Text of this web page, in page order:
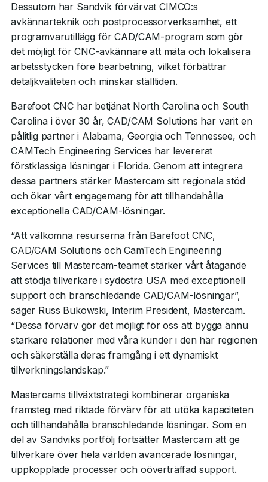
Dessutom har Sandvik förvärvat CIMCO:s
avkännarteknik och postprocessorverksamhet, ett
programvarutillägg för CAD/CAM-program som gör
det möjligt för CNC-avkännare att mäta och lokalisera
arbetsstycken före bearbetning, vilket förbättrar
detaljkvaliteten och minskar ställtiden.
Barefoot CNC har betjänat North Carolina och South
Carolina i över 30 år, CAD/CAM Solutions har varit en
pålitlig partner i Alabama, Georgia och Tennessee, och
CAMTech Engineering Services har levererat
förstklassiga lösningar i Florida. Genom att integrera
dessa partners stärker Mastercam sitt regionala stöd
och ökar vårt engagemang för att tillhandahålla
exceptionella CAD/CAM-lösningar.
“Att välkomna resurserna från Barefoot CNC,
CAD/CAM Solutions och CamTech Engineering
Services till Mastercam-teamet stärker vårt åtagande
att stödja tillverkare i sydöstra USA med exceptionell
support och branschledande CAD/CAM-lösningar”,
säger Russ Bukowski, Interim President, Mastercam.
“Dessa förvärv gör det möjligt för oss att bygga ännu
starkare relationer med våra kunder i den här regionen
och säkerställa deras framgång i ett dynamiskt
tillverkningslandskap.”
Mastercams tillväxtstrategi kombinerar organiska
framsteg med riktade förvärv för att utöka kapaciteten
och tillhandahålla branschledande lösningar. Som en
del av Sandviks portfölj fortsätter Mastercam att ge
tillverkare över hela världen avancerade lösningar,
uppkopplade processer och oöverträffad support.